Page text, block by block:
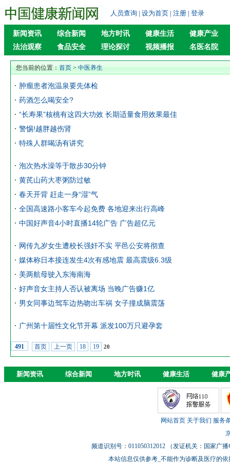
人员查询 | 设为首页 | 注册 | 登录
新闻资讯 综合新闻 地方时讯 健康生活
健康产业
法治观察
食品安全 理论探讨 视频播报 名医名院
您当前的位置： 首页 > 中医养生
肿瘤患者泡温泉要先体检
药酒怎么喝安全?
“长寿果”核桃有这四大功效 长期适量食用效果最佳
警惕!越胖越伤肾
特殊人群喝汤有讲究
泡次热水澡等于散步30分钟
黄芪山药大枣粥防过敏
春天开背 赶走一身“湿”气
全国高速路小客车今起免费 各地迎来出行高峰
中国好声音4小时直播14轮广告 广告超亿元
网传九岁女生遭校长强奸不实 平邑公安将彻查
媒体称日本接连发生4次有感地震 最高震级6.3级
美两航母驶入东海南海
好声音女主持人否认被离场 当晚广告赚1亿
男女同事边驾车边热吻出车祸 女子撞成脑震荡
广州第十届性文化节开幕 派发100万只避孕套
491 首页 上一页 18 19 20
新闻资讯 综合新闻 地方时讯 健康生活 健康
网站首页 关于我们 服务
频道识别号：011050312012 （发证机关：国家广
本站信息仅供参考_不能作为诊断及医疗的